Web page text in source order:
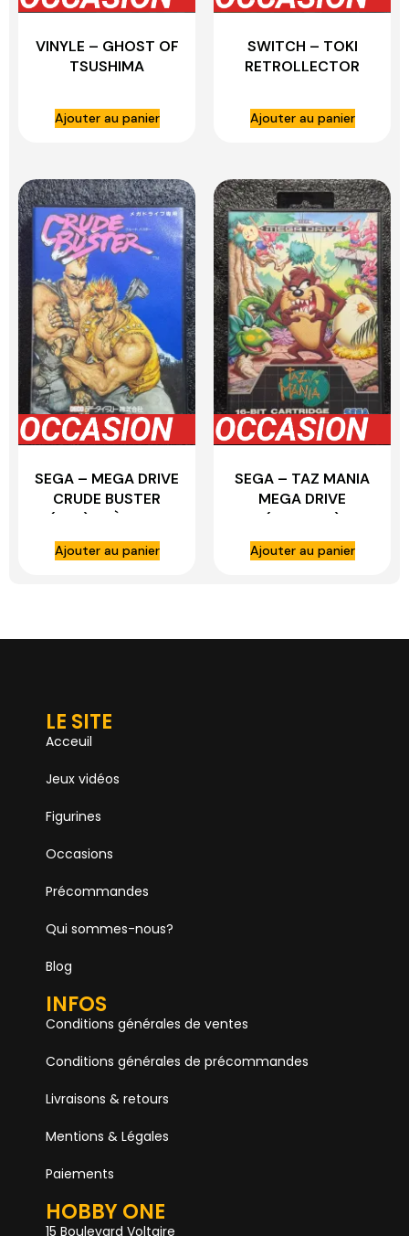
VINYLE – GHOST OF
TSUSHIMA
Ajouter au panier
SWITCH – TOKI
RETROLLECTOR
Ajouter au panier
SEGA – MEGA DRIVE
CRUDE BUSTER
(JAP) TRÈS BON
ÉTAT (COMPLET)
Ajouter au panier
SEGA – TAZ MANIA
MEGA DRIVE
(ANGLAIS)
COMPLET 1992
Ajouter au panier
LE SITE
Acceuil
Jeux vidéos
Figurines
Occasions
Précommandes
Qui sommes-nous?
Blog
INFOS
Conditions générales de ventes
Conditions générales de précommandes
Livraisons & retours
Mentions & Légales
Paiements
HOBBY ONE
15 Boulevard Voltaire